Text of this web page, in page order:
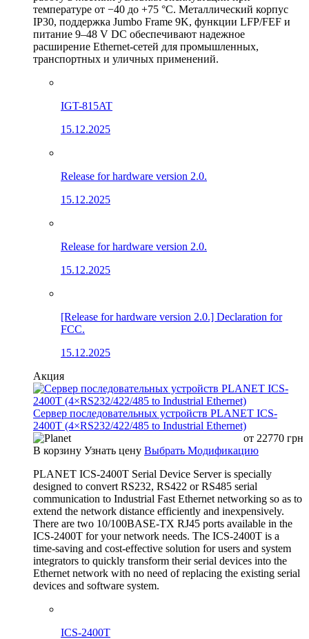
температуре от −40 до +75 °C. Металлический корпус
IP30, поддержка Jumbo Frame 9K, функции LFP/FEF и
питание 9–48 V DC обеспечивают надежное
расширение Ethernet-сетей для промышленных,
транспортных и уличных применений.
IGT-815AT
15.12.2025
Release for hardware version 2.0.
15.12.2025
Release for hardware version 2.0.
15.12.2025
[Release for hardware version 2.0.] Declaration for
FCC.
15.12.2025
Акция
Сервер последовательных устройств PLANET ICS-
2400T (4×RS232/422/485 to Industrial Ethernet)
от 22770 грн
В корзину Узнать цену Выбрать Модификацию
PLANET ICS-2400T Serial Device Server is specially
designed to convert RS232, RS422 or RS485 serial
communication to Industrial Fast Ethernet networking so as to
extend the network distance efficiently and inexpensively.
There are two 10/100BASE-TX RJ45 ports available in the
ICS-2400T for your network needs. The ICS-2400T is a
time-saving and cost-effective solution for users and system
integrators to quickly transform their serial devices into the
Ethernet network with no need of replacing the existing serial
devices and software system.
ICS-2400T